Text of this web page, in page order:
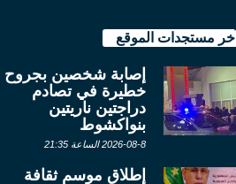
آخر مستجدات الموقع
إصابة شخصين بجروح
خطيرة في تصادم
دراجتين ناريتين
بنواكشوط
2026-08-8 الساعة 21:35
إطلاق موسم ثقافة